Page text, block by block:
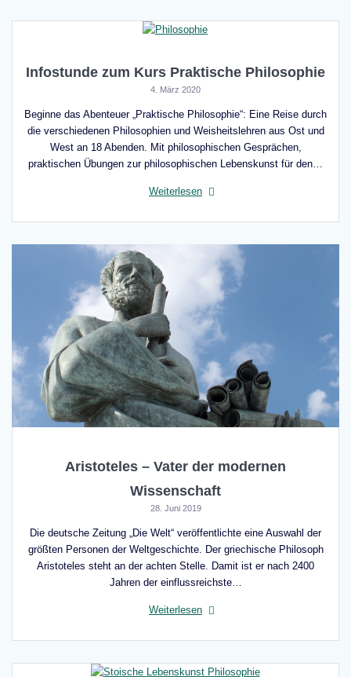
Infostunde zum Kurs Praktische Philosophie
4. März 2020
Beginne das Abenteuer „Praktische Philosophie“: Eine Reise durch
die verschiedenen Philosophien und Weisheitslehren aus Ost und
West an 18 Abenden. Mit philosophischen Gesprächen,
praktischen Übungen zur philosophischen Lebenskunst für den…
Weiterlesen
Aristoteles – Vater der modernen
Wissenschaft
28. Juni 2019
Die deutsche Zeitung „Die Welt“ veröffentlichte eine Auswahl der
größten Personen der Weltgeschichte. Der griechische Philosoph
Aristoteles steht an der achten Stelle. Damit ist er nach 2400
Jahren der einflussreichste…
Weiterlesen